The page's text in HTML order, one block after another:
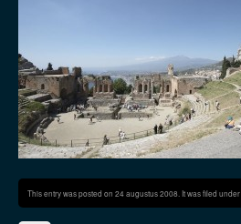
This entry was posted on 24 augustus 2008. It was filed under